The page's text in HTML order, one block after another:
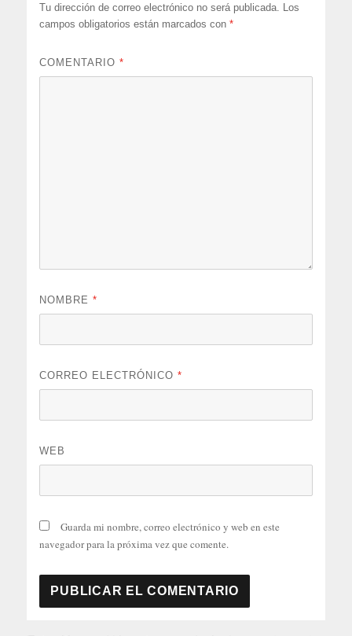
Tu dirección de correo electrónico no será publicada. Los
campos obligatorios están marcados con*
COMENTARIO*
NOMBRE*
CORREO ELECTRÓNICO*
WEB
Guarda mi nombre, correo electrónico y web en este
navegador para la próxima vez que comente.